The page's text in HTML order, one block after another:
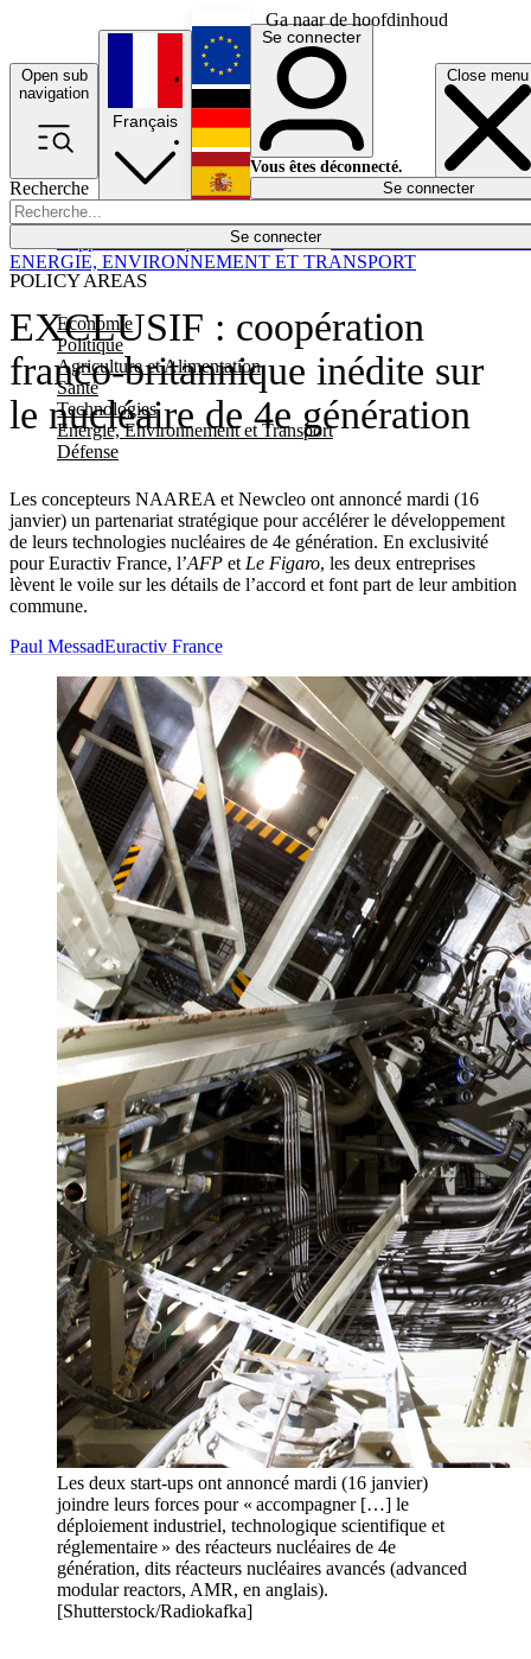
Ga naar de hoofdinhoud
Open sub
navigation
Close menu
Recherche
Se connecter
POLICY AREAS
Economie
Politique
Agriculture et Alimentation
Santé
Technologies
Energie, Environnement et Transport
Défense
Économie
Français
English
Deutsch
Español
Se connecter
Vous êtes déconnecté.
Se connecter
EXCLUSIF : coopération
franco-britannique inédite sur
le nucléaire de 4e génération
Les concepteurs NAAREA et Newcleo ont annoncé mardi (16
janvier) un partenariat stratégique pour accélérer le développement
de leurs technologies nucléaires de 4e génération. En exclusivité
pour Euractiv France, l’AFP et Le Figaro, les deux entreprises
lèvent le voile sur les détails de l’accord et font part de leur ambition
commune.
ENERGIE, ENVIRONNEMENT ET TRANSPORT
Paul MessadEuractiv France
Les deux start-ups ont annoncé mardi (16 janvier)
joindre leurs forces pour « accompagner […] le
déploiement industriel, technologique scientifique et
réglementaire » des réacteurs nucléaires de 4e
génération, dits réacteurs nucléaires avancés (advanced
modular reactors, AMR, en anglais).
[Shutterstock/Radiokafka]